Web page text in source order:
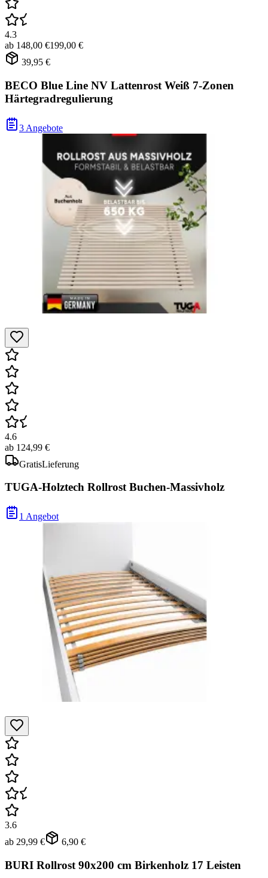
4.3
ab 148,00 €199,00 €
39,95 €
BECO Blue Line NV Lattenrost Weiß 7-Zonen
Härtegradregulierung
3 Angebote
4.6
ab 124,99 €
GratisLieferung
TUGA-Holztech Rollrost Buchen-Massivholz
1 Angebot
3.6
ab 29,99 € 6,90 €
BURI Rollrost 90x200 cm Birkenholz 17 Leisten